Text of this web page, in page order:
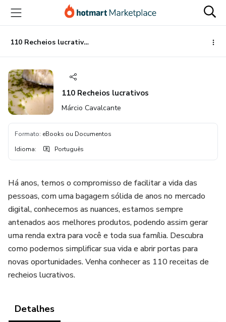
para
conteúdo
principal
para
pagamento
para
rodapé
110 Recheios lucrativos
110 Recheios lucrativos
Márcio Cavalcante
Formato: eBooks ou Documentos
Idioma: Português
Há anos, temos o compromisso de facilitar a vida das
pessoas, com uma bagagem sólida de anos no mercado
digital, conhecemos as nuances, estamos sempre
antenados aos melhores produtos, podendo assim gerar
uma renda extra para você e toda sua família. Descubra
como podemos simplificar sua vida e abrir portas para
novas oportunidades. Venha conhecer as 110 receitas de
recheios lucrativos.
Detalhes